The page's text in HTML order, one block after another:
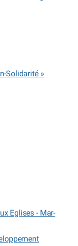
Solidarité »
Eglises - Mar-